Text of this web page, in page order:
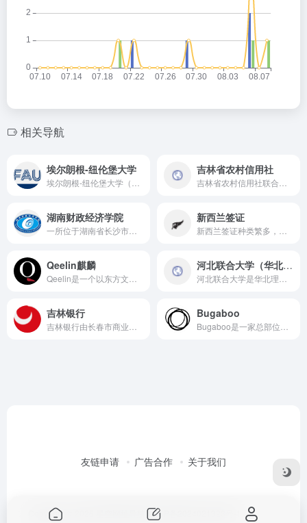
相关导航
埃尔朗根-纽伦堡大学 吉林省农村信用社
湖南财政经济学院 新西兰签证
Qeelin麒麟 河北联合大学（华北理工大学的前身）
吉林银行 Bugaboo
友链申请 广告合作 关于我们
Copyright © 2026 桂ICP备2024021323号-1